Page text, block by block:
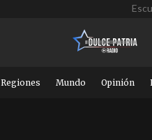
Regiones Mundo Opinión